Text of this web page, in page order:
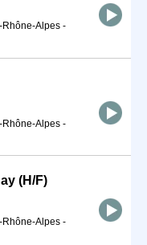
Rhône-Alpes -
Rhône-Alpes -
(H/F)
Rhône-Alpes -